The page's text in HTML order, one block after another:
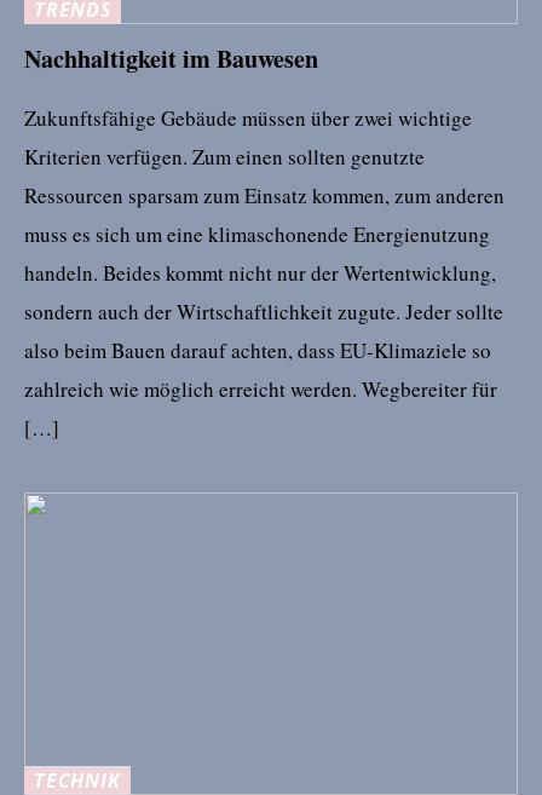
TRENDS
Nachhaltigkeit im Bauwesen
Zukunftsfähige Gebäude müssen über zwei wichtige
Kriterien verfügen. Zum einen sollten genutzte
Ressourcen sparsam zum Einsatz kommen, zum anderen
muss es sich um eine klimaschonende Energienutzung
handeln. Beides kommt nicht nur der Wertentwicklung,
sondern auch der Wirtschaftlichkeit zugute. Jeder sollte
also beim Bauen darauf achten, dass EU-Klimaziele so
zahlreich wie möglich erreicht werden. Wegbereiter für
[…]
TECHNIK